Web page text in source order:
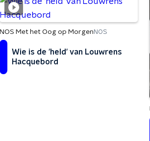
NOS Met het Oog op Morgen NOS
Wie is de 'held' van Louwrens
Hacquebord